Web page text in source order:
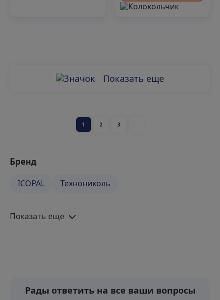
Показать еще
1 2 3
Бренд
ICOPAL Технониколь
Показать еще
Рады ответить на все ваши вопросы